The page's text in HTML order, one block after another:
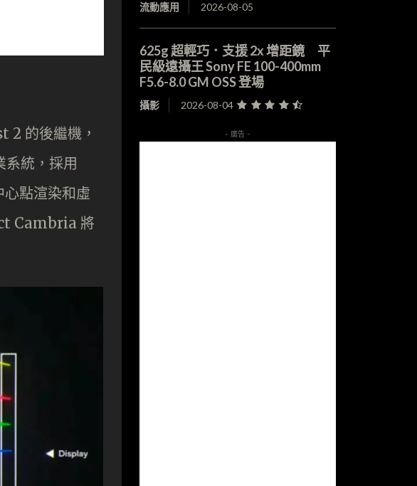
的後繼機，
統，採用
點渲染和虛
Cambria 將
流動應用 2026-08-05
625g 超輕巧．支援 2x 增距鏡 平
民級遠攝王 Sony FE 100-400mm
F5.6-8.0 GM OSS 登場
攝影 2026-08-04
- 廣告 -